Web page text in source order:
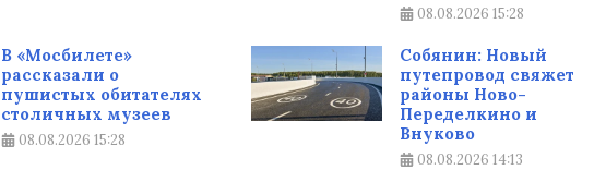
08.08.2026 15:28
В «Мосбилете»
рассказали о
пушистых обитателях
столичных музеев
08.08.2026 15:28
Собянин: Новый
путепровод свяжет
районы Ново-
Переделкино и
Внуково
08.08.2026 14:13